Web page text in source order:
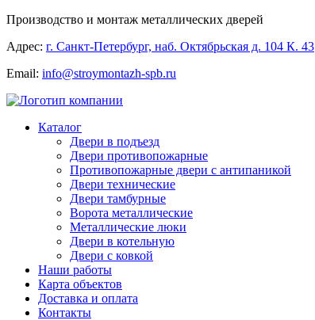
Производство и монтаж металлических дверей
Адрес: г. Санкт-Петербург, наб. Октябрьская д. 104 К. 43
Email: info@stroymontazh-spb.ru
Каталог
Двери в подъезд
Двери противопожарные
Противопожарные двери с антипаникой
Двери технические
Двери тамбурные
Ворота металлические
Металлические люки
Двери в котельную
Двери с ковкой
Наши работы
Карта объектов
Доставка и оплата
Контакты